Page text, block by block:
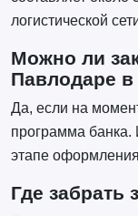
логистической
Можно ли
Павлодаре в
Да, если на
программа банка.
этапе оформления
Где забрать